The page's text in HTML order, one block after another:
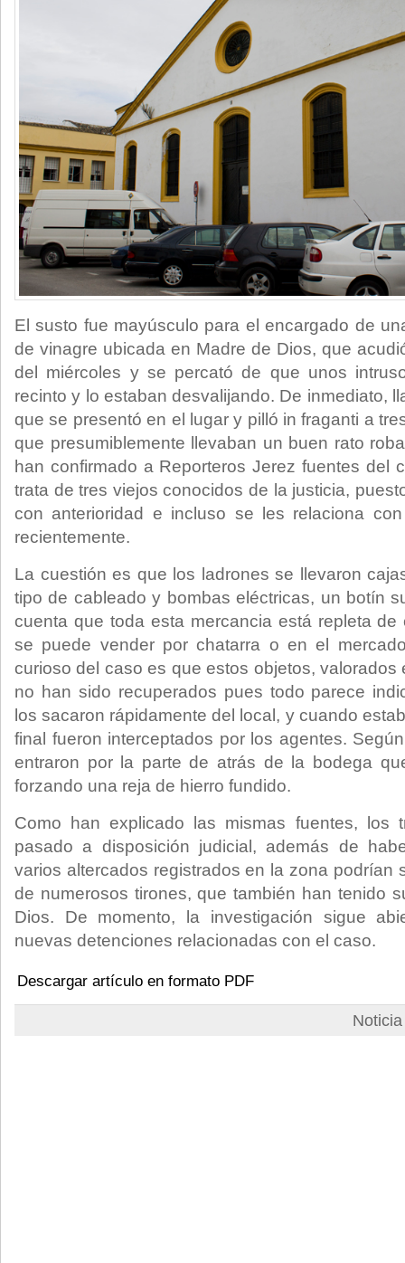
El susto fue mayúsculo para el encargado de
de vinagre ubicada en Madre de Dios, que
del miércoles y se percató de que unos
recinto y lo estaban desvalijando. De inmediato,
que se presentó en el lugar y pilló in fraganti a
que presumiblemente llevaban un buen rato
han confirmado a Reporteros Jerez fuentes del
trata de tres viejos conocidos de la justicia,
con anterioridad e incluso se les relaciona
recientemente.
La cuestión es que los ladrones se llevaron
tipo de cableado y bombas eléctricas, un botín
cuenta que toda esta mercancia está repleta
se puede vender por chatarra o en el
curioso del caso es que estos objetos, valorados
no han sido recuperados pues todo parece
los sacaron rápidamente del local, y cuando
final fueron interceptados por los agentes.
entraron por la parte de atrás de la bodega
forzando una reja de hierro fundido.
Como han explicado las mismas fuentes, los
pasado a disposición judicial, además de
varios altercados registrados en la zona podrían
de numerosos tirones, que también han tenido
Dios. De momento, la investigación sigue
nuevas detenciones relacionadas con el caso.
Descargar artículo en formato PDF